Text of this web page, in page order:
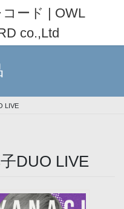
ード | OWL
co.,Ltd
LIVE
DUO LIVE